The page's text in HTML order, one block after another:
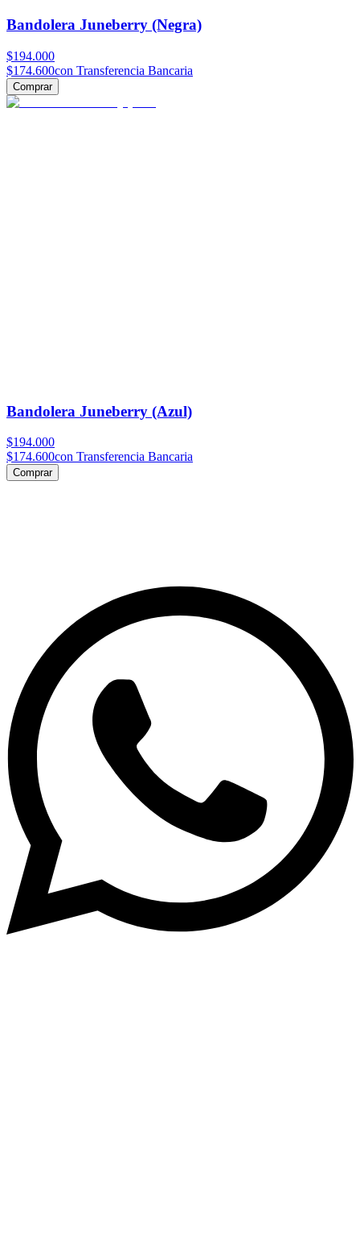
Bandolera Juneberry (Negra)
$194.000
$174.600con Transferencia Bancaria
Comprar
Bandolera Juneberry (Azul)
$194.000
$174.600con Transferencia Bancaria
Comprar